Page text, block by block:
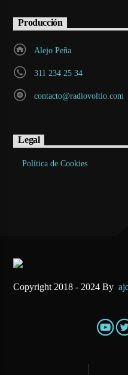
Producción
Alejo Peña
311 234 25 34
contacto@radiovoltio.com
Legal
Política de Cookies
Copyright 2018 - 2024 By